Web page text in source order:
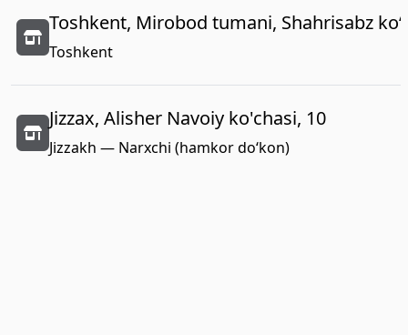
Toshkent, Mirobod tumani, Shahrisabz
Toshkent
Jizzax, Alisher Navoiy ko'chasi, 10
Jizzakh — Narxchi (hamkor do‘kon)